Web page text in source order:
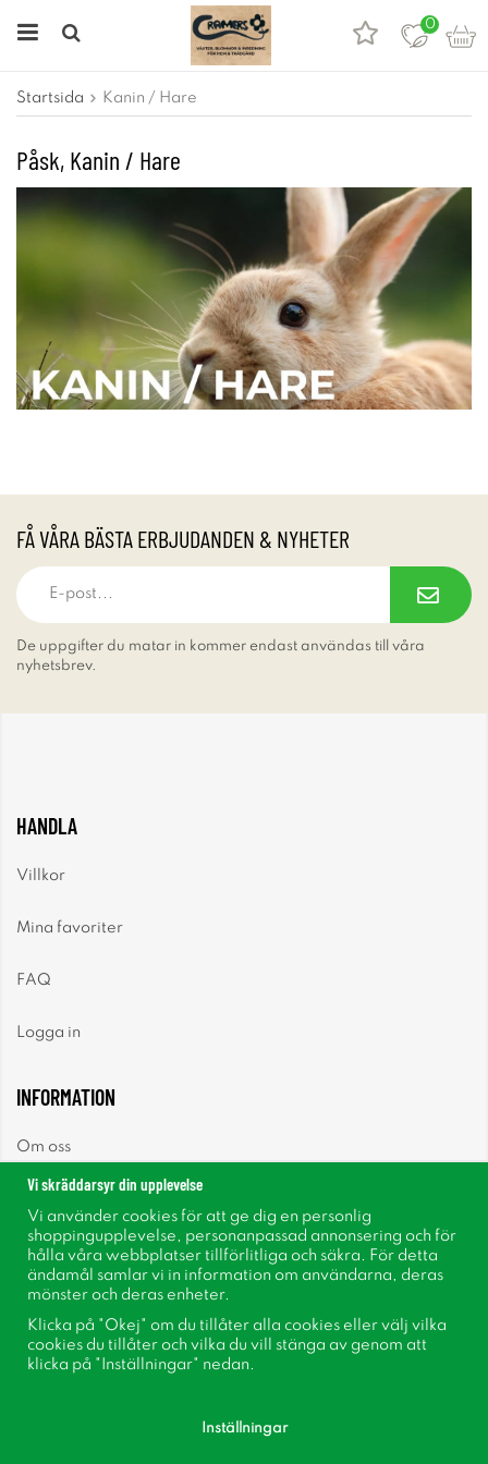
0
Startsida Kanin / Hare
Påsk, Kanin / Hare
FÅ VÅRA BÄSTA ERBJUDANDEN & NYHETER
De uppgifter du matar in kommer endast användas till våra
nyhetsbrev.
HANDLA
Villkor
Mina favoriter
FAQ
Logga in
INFORMATION
Om oss
Nyhetsbrev
Om cookies
Inspiration
Vi skräddarsyr din upplevelse
Vi använder cookies för att ge dig en personlig
shoppingupplevelse, personanpassad annonsering och för
hålla våra webbplatser tillförlitliga och säkra. För detta
ändamål samlar vi in information om användarna, deras
mönster och deras enheter.
Klicka på "Okej" om du tillåter alla cookies eller välj vilka
cookies du tillåter och vilka du vill stänga av genom att
klicka på "Inställningar" nedan.
Inställningar